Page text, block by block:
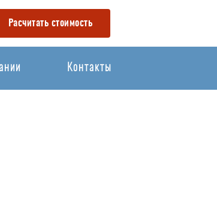
Расчитать стоимость
Контакты